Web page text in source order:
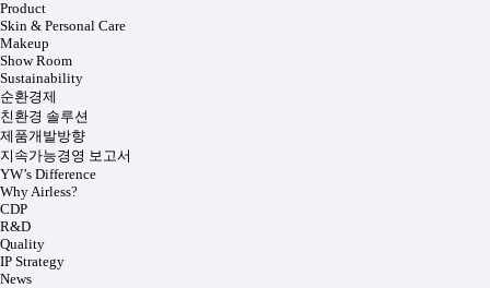
Product
Skin & Personal Care
Makeup
Show Room
Sustainability
순환경제
친환경 솔루션
제품개발방향
지속가능경영 보고서
YW’s Difference
Why Airless?
CDP
R&D
Quality
IP Strategy
News